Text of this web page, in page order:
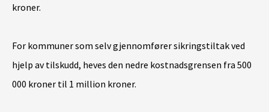
kroner.
For kommuner som selv gjennomfører sikringstiltak ved
hjelp av tilskudd, heves den nedre kostnadsgrensen fra 500
000 kroner til 1 million kroner.